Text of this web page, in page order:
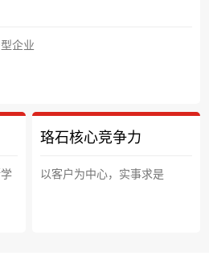
企业
珞石核心竞争力
以客户为中心，实事求是